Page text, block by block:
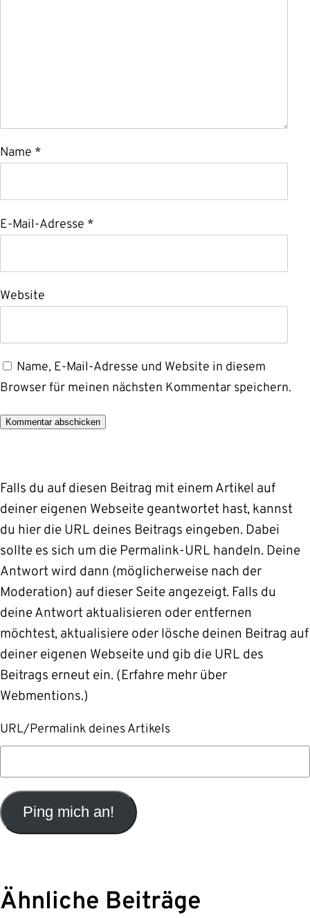
Name *
E-Mail-Adresse *
Website
Name, E-Mail-Adresse und Website in diesem
Browser für meinen nächsten Kommentar speichern.
Falls du auf diesen Beitrag mit einem Artikel auf
deiner eigenen Webseite geantwortet hast, kannst
du hier die URL deines Beitrags eingeben. Dabei
sollte es sich um die Permalink-URL handeln. Deine
Antwort wird dann (möglicherweise nach der
Moderation) auf dieser Seite angezeigt. Falls du
deine Antwort aktualisieren oder entfernen
möchtest, aktualisiere oder lösche deinen Beitrag auf
deiner eigenen Webseite und gib die URL des
Beitrags erneut ein. (Erfahre mehr über
Webmentions.)
URL/Permalink deines Artikels
Ähnliche Beiträge